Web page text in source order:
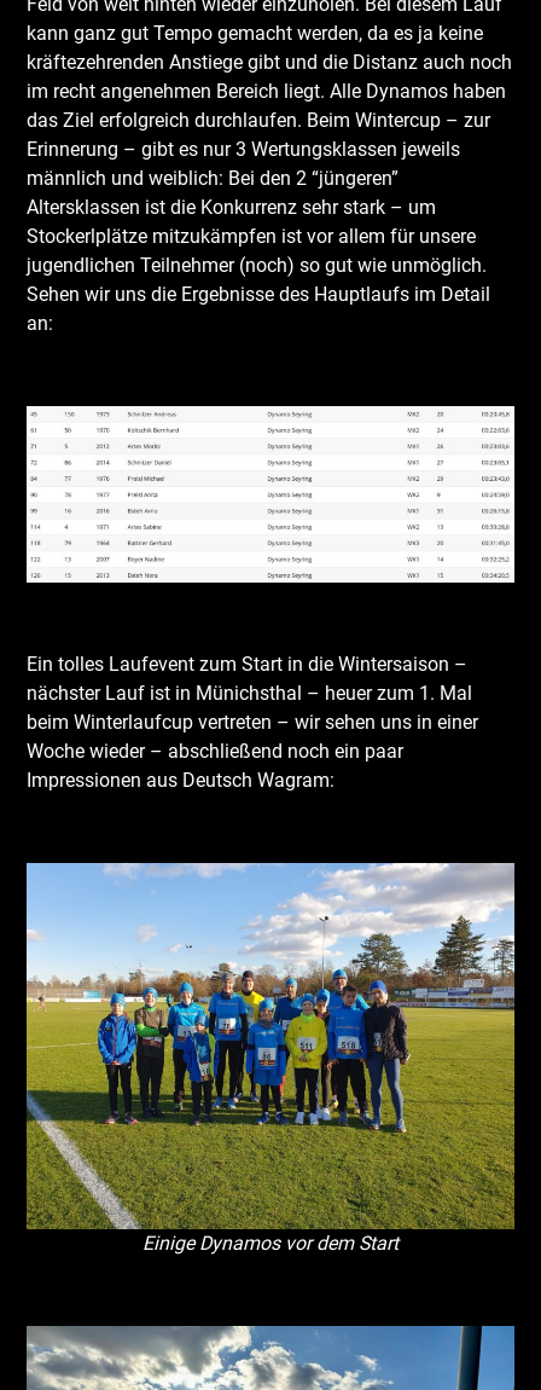
kann ganz gut Tempo gemacht werden, da es ja keine
kräftezehrenden Anstiege gibt und die Distanz auch noch
im recht angenehmen Bereich liegt. Alle Dynamos haben
das Ziel erfolgreich durchlaufen. Beim Wintercup – zur
Erinnerung – gibt es nur 3 Wertungsklassen jeweils
männlich und weiblich: Bei den 2 “jüngeren”
Altersklassen ist die Konkurrenz sehr stark – um
Stockerlplätze mitzukämpfen ist vor allem für unsere
jugendlichen Teilnehmer (noch) so gut wie unmöglich.
Sehen wir uns die Ergebnisse des Hauptlaufs im Detail
an:
Ein tolles Laufevent zum Start in die Wintersaison –
nächster Lauf ist in Münichsthal – heuer zum 1. Mal
beim Winterlaufcup vertreten – wir sehen uns in einer
Woche wieder – abschließend noch ein paar
Impressionen aus Deutsch Wagram:
Einige Dynamos vor dem Start